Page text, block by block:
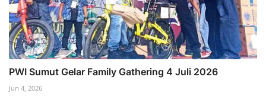
PWI Sumut Gelar Family Gathering 4 Juli 2026
Jun 4, 2026